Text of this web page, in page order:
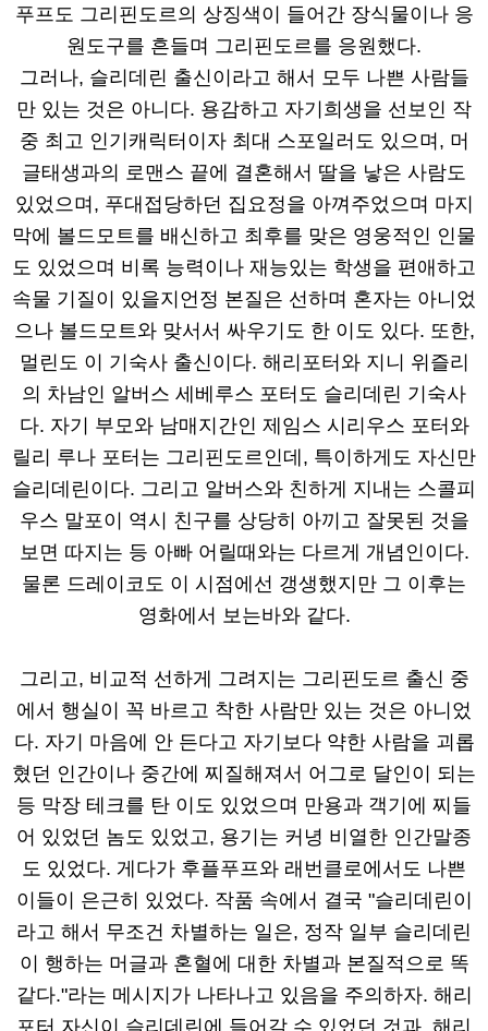
푸프도 그리핀도르의 상징색이 들어간 장식물이나 응
원도구를 흔들며 그리핀도르를 응원했다.
그러나, 슬리데린 출신이라고 해서 모두 나쁜 사람들
만 있는 것은 아니다. 용감하고 자기희생을 선보인 작
중 최고 인기캐릭터이자 최대 스포일러도 있으며, 머
글태생과의 로맨스 끝에 결혼해서 딸을 낳은 사람도
있었으며, 푸대접당하던 집요정을 아껴주었으며 마지
막에 볼드모트를 배신하고 최후를 맞은 영웅적인 인물
도 있었으며 비록 능력이나 재능있는 학생을 편애하고
속물 기질이 있을지언정 본질은 선하며 혼자는 아니었
으나 볼드모트와 맞서서 싸우기도 한 이도 있다. 또한,
멀린도 이 기숙사 출신이다. 해리포터와 지니 위즐리
의 차남인 알버스 세베루스 포터도 슬리데린 기숙사
다. 자기 부모와 남매지간인 제임스 시리우스 포터와
릴리 루나 포터는 그리핀도르인데, 특이하게도 자신만
슬리데린이다. 그리고 알버스와 친하게 지내는 스콜피
우스 말포이 역시 친구를 상당히 아끼고 잘못된 것을
보면 따지는 등 아빠 어릴때와는 다르게 개념인이다.
물론 드레이코도 이 시점에선 갱생했지만 그 이후는
영화에서 보는바와 같다.
그리고, 비교적 선하게 그려지는 그리핀도르 출신 중
에서 행실이 꼭 바르고 착한 사람만 있는 것은 아니었
다. 자기 마음에 안 든다고 자기보다 약한 사람을 괴롭
혔던 인간이나 중간에 찌질해져서 어그로 달인이 되는
등 막장 테크를 탄 이도 있었으며 만용과 객기에 찌들
어 있었던 놈도 있었고, 용기는 커녕 비열한 인간말종
도 있었다. 게다가 후플푸프와 래번클로에서도 나쁜
이들이 은근히 있었다. 작품 속에서 결국 "슬리데린이
라고 해서 무조건 차별하는 일은, 정작 일부 슬리데린
이 행하는 머글과 혼혈에 대한 차별과 본질적으로 똑
같다."라는 메시지가 나타나고 있음을 주의하자. 해리
포터 자신이 슬리데린에 들어갈 수 있었던 것과, 해리